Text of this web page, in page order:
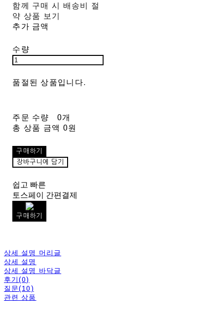
함께 구매 시 배송비 절
약 상품 보기
추가 금액
수량
품절된 상품입니다.
주문 수량
0개
총 상품 금액 0원
구매하기
장바구니에 담기
쉽고 빠른
토스페이 간편결제
구매하기
상세 설명 머리글
상세 설명
상세 설명 바닥글
후기(0)
질문(10)
관련 상품